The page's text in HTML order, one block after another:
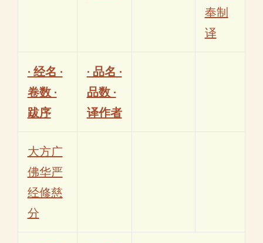
奉制
译
· 经名 ·
卷数 ·
跋序
· 品名 ·
品数 ·
译作者
大方广
佛华严
经修慈
分